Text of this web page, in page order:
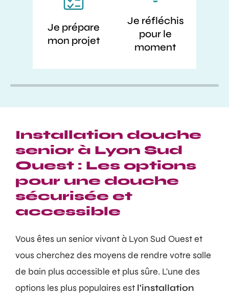
Je prépare
mon projet
Je réfléchis
pour le
moment
Installation douche
senior à Lyon Sud
Ouest : Les options
pour une douche
sécurisée et
accessible
Vous êtes un senior vivant à Lyon Sud Ouest et
vous cherchez des moyens de rendre votre salle
de bain plus accessible et plus sûre. L'une des
options les plus populaires est l'installation